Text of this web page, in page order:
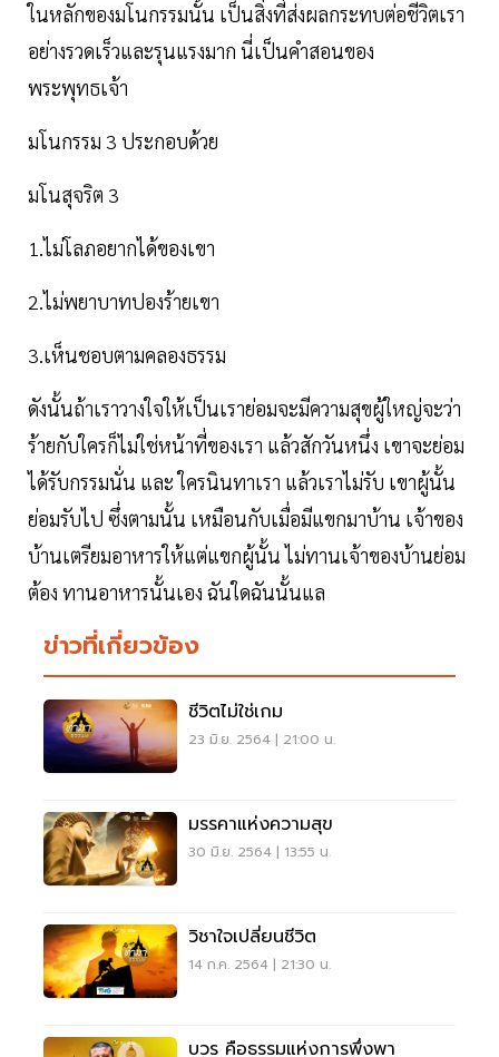
ในหลักของมโนกรรมนั้น เป็นสิ่งที่ส่งผลกระทบต่อชีวิตเรา
อย่างรวดเร็วและรุนแรงมาก นี่เป็นคำสอนของ
พระพุทธเจ้า
มโนกรรม 3 ประกอบด้วย
มโนสุจริต 3
1.ไม่โลภอยากได้ของเขา
2.ไม่พยาบาทปองร้ายเขา
3.เห็นชอบตามคลองธรรม
ดังนั้นถ้าเราวางใจให้เป็นเราย่อมจะมีความสุขผู้ใหญ่จะว่า
ร้ายกับใครก็ไม่ใช่หน้าที่ของเรา แล้วสักวันหนึ่ง เขาจะย่อม
ได้รับกรรมนั่น และ ใครนินทาเรา แล้วเราไม่รับ เขาผู้นั้น
ย่อมรับไป ซึ่งตามนั้น เหมือนกับเมื่อมีแขกมาบ้าน เจ้าของ
บ้านเตรียมอาหารให้แต่แขกผู้นั้น ไม่ทานเจ้าของบ้านย่อม
ต้อง ทานอาหารนั้นเอง ฉันใดฉันนั้นแล
ข่าวที่เกี่ยวข้อง
ชีวิตไม่ใช่เกม
23 มิ.ย. 2564 | 21:00 น.
มรรคาแห่งความสุข
30 มิ.ย. 2564 | 13:55 น.
วิชาใจเปลี่ยนชีวิต
14 ก.ค. 2564 | 21:30 น.
บวร คือธรรมแห่งการพึ่งพา